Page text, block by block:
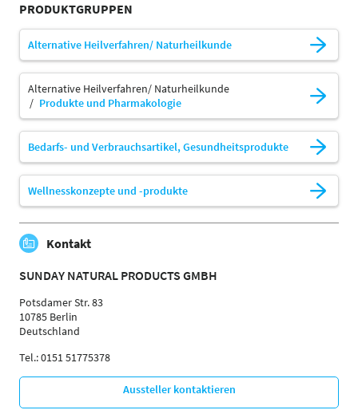
PRODUKTGRUPPEN
Alternative Heilverfahren/ Naturheilkunde
Alternative Heilverfahren/ Naturheilkunde
Produkte und Pharmakologie
Bedarfs- und Verbrauchsartikel, Gesundheitsprodukte
Wellnesskonzepte und -produkte
Kontakt
SUNDAY NATURAL PRODUCTS GMBH
Potsdamer Str. 83
10785 Berlin
Deutschland
Tel.: 0151 51775378
Aussteller kontaktieren